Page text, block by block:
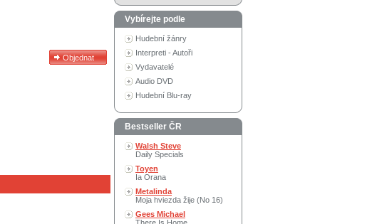
Vybírejte podle
Hudební žánry
Interpreti - Autoři
Vydavatelé
Audio DVD
Hudební Blu-ray
Bestseller ČR
Walsh Steve
Daily Specials
Toyen
Ia Orana
Metalinda
Moja hviezda žije (No 16)
Gees Michael